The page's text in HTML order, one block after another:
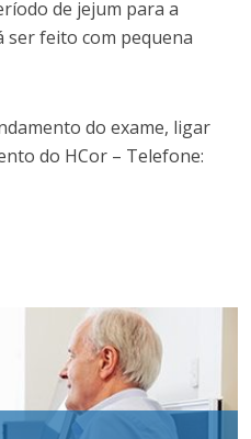
de jejum para a
ser feito com pequena
do exame, ligar
do HCor – Telefone: